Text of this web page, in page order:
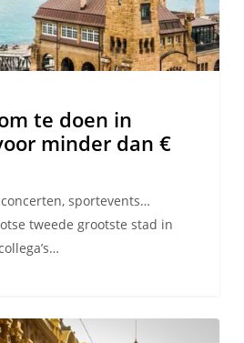
te doen in
minder dan €
sportevents…
tweede grootste stad in